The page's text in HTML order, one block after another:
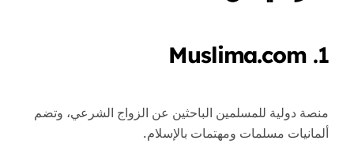
1.
Muslima.com
منصة دولية للمسلمين الباحثين عن الزواج الشرعي، وتضم
ألمانيات مسلمات ومهتمات بالإسلام.